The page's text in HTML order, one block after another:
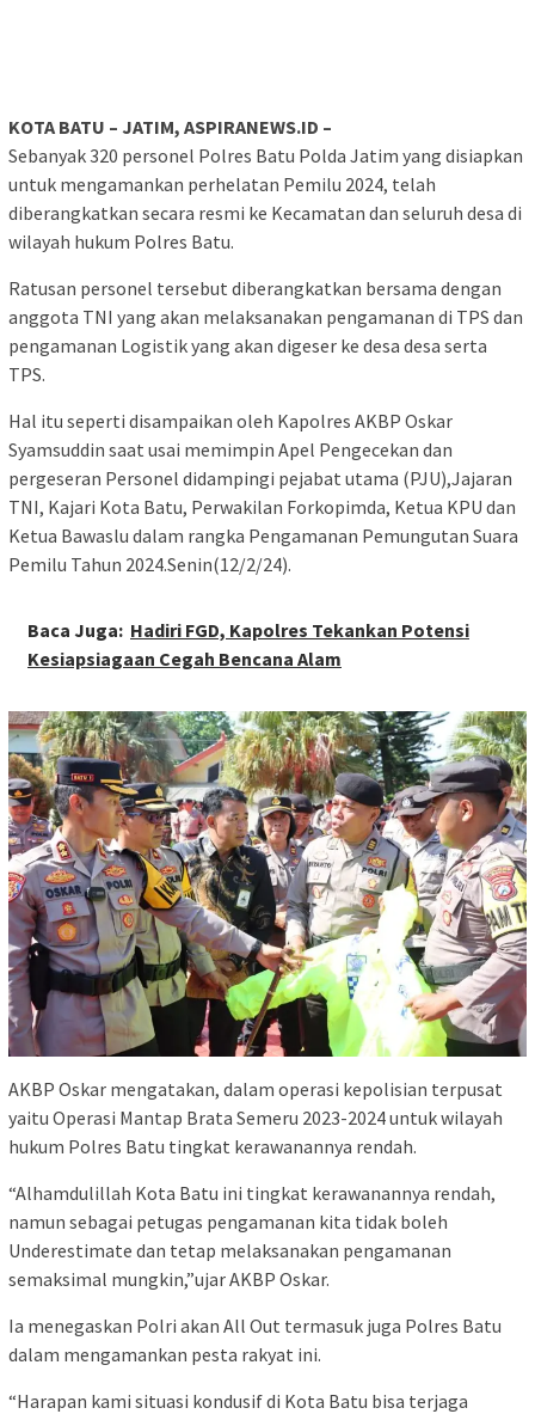
KOTA BATU – JATIM, ASPIRANEWS.ID –
Sebanyak 320 personel Polres Batu Polda Jatim yang disiapkan
untuk mengamankan perhelatan Pemilu 2024, telah
diberangkatkan secara resmi ke Kecamatan dan seluruh desa di
wilayah hukum Polres Batu.
Ratusan personel tersebut diberangkatkan bersama dengan
anggota TNI yang akan melaksanakan pengamanan di TPS dan
pengamanan Logistik yang akan digeser ke desa desa serta
TPS.
Hal itu seperti disampaikan oleh Kapolres AKBP Oskar
Syamsuddin saat usai memimpin Apel Pengecekan dan
pergeseran Personel didampingi pejabat utama (PJU),Jajaran
TNI, Kajari Kota Batu, Perwakilan Forkopimda, Ketua KPU dan
Ketua Bawaslu dalam rangka Pengamanan Pemungutan Suara
Pemilu Tahun 2024.Senin(12/2/24).
Baca Juga: Hadiri FGD, Kapolres Tekankan Potensi
Kesiapsiagaan Cegah Bencana Alam
AKBP Oskar mengatakan, dalam operasi kepolisian terpusat
yaitu Operasi Mantap Brata Semeru 2023-2024 untuk wilayah
hukum Polres Batu tingkat kerawanannya rendah.
“Alhamdulillah Kota Batu ini tingkat kerawanannya rendah,
namun sebagai petugas pengamanan kita tidak boleh
Underestimate dan tetap melaksanakan pengamanan
semaksimal mungkin,”ujar AKBP Oskar.
Ia menegaskan Polri akan All Out termasuk juga Polres Batu
dalam mengamankan pesta rakyat ini.
“Harapan kami situasi kondusif di Kota Batu bisa terjaga